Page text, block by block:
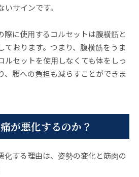
サインです。
際に使用するコルセットは腹横筋と
ております。つまり、腹横筋をうま
ルセットを使用しなくても体をしっ
、腰への負担も減らすことができま
が悪化するのか？
化する理由は、姿勢の変化と筋肉の